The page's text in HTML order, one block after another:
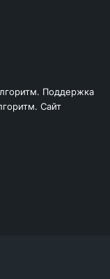
Поддержка
Сайт